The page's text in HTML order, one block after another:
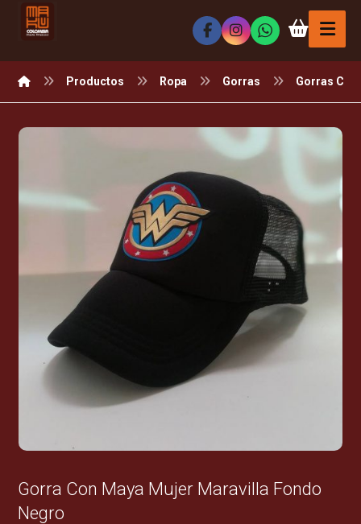
Productos Ropa Gorras Gorras Con
Gorra Con Maya Mujer Maravilla Fondo
Negro